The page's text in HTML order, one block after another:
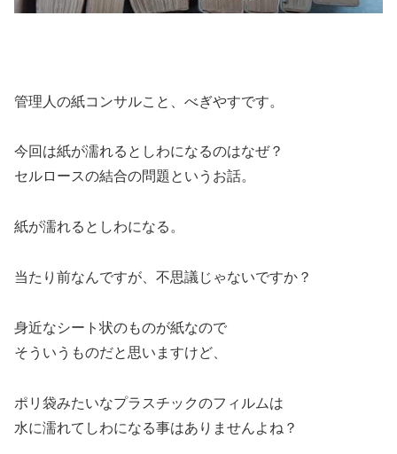
管理人の紙コンサルこと、べぎやすです。
今回は紙が濡れるとしわになるのはなぜ？
セルロースの結合の問題というお話。
紙が濡れるとしわになる。
当たり前なんですが、不思議じゃないですか？
身近なシート状のものが紙なので
そういうものだと思いますけど、
ポリ袋みたいなプラスチックのフィルムは
水に濡れてしわになる事はありませんよね？